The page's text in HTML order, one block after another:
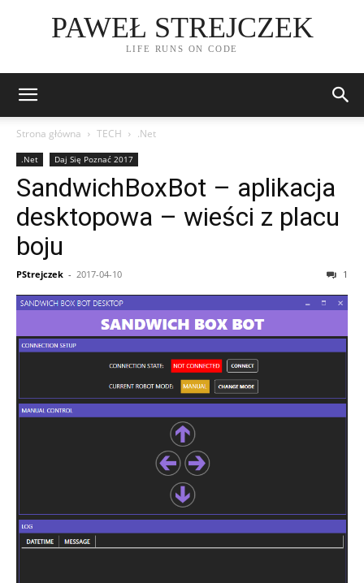
PAWEŁ STREJCZEK
LIFE RUNS ON CODE
Strona główna TECH .Net
.Net Daj Się Poznać 2017
SandwichBoxBot – aplikacja
desktopowa – wieści z placu
boju
PStrejczek - 2017-04-10 1